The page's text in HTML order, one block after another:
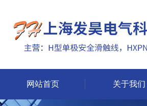
网站首页 关于我们